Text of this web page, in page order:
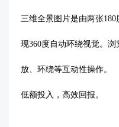
三维全景图片是由两张
现360度自动环绕视觉。
放、环绕等互动性操作。
低额投入，高效回报 。